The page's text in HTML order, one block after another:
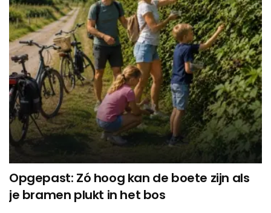
Opgepast: Zó hoog kan de boete zijn als
je bramen plukt in het bos